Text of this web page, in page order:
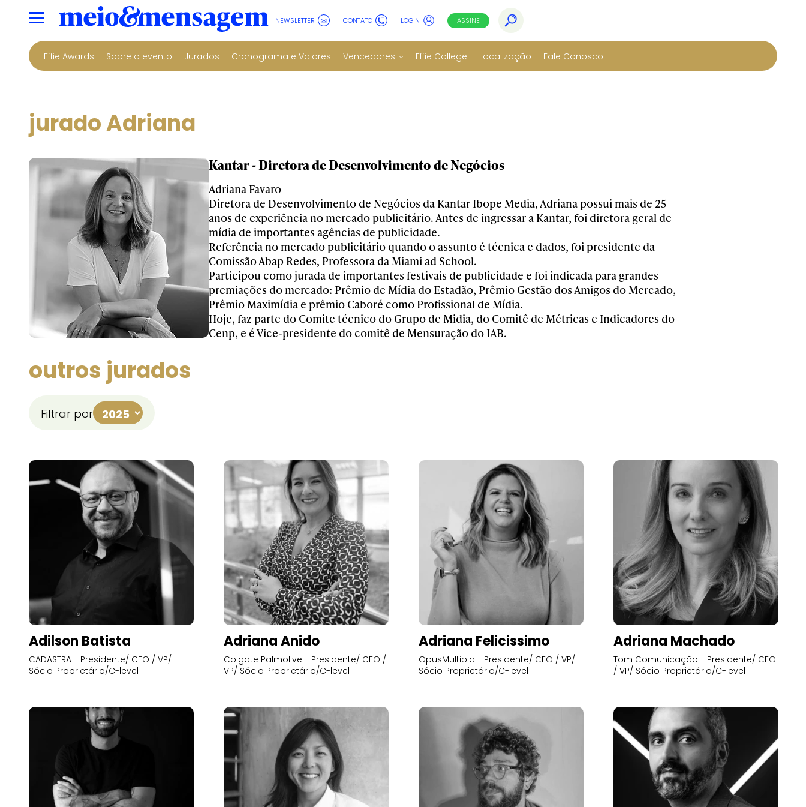
NEWSLETTER CONTATO LOGIN ASSINE
Effie Awards Sobre o evento Jurados Cronograma e Valores Vencedores Effie College Localização Fale Conosco
jurado Adriana
Kantar - Diretora de Desenvolvimento de Negócios
Adriana Favaro
Diretora de Desenvolvimento de Negócios da Kantar Ibope Media, Adriana possui mais de 25
anos de experiência no mercado publicitário. Antes de ingressar a Kantar, foi diretora geral de
mídia de importantes agências de publicidade.
Referência no mercado publicitário quando o assunto é técnica e dados, foi presidente da
Comissão Abap Redes, Professora da Miami ad School.
Participou como jurada de importantes festivais de publicidade e foi indicada para grandes
premiações do mercado: Prêmio de Mídia do Estadão, Prêmio Gestão dos Amigos do Mercado,
Prêmio Maximídia e prêmio Caboré como Profissional de Mídia.
Hoje, faz parte do Comite técnico do Grupo de Midia, do Comitê de Métricas e Indicadores do
Cenp, e é Vice-presidente do comitê de Mensuração do IAB.
outros jurados
Filtrar por
Adilson Batista
CADASTRA - Presidente/ CEO / VP/
Sócio Proprietário/C-level
Adriana Anido
Colgate Palmolive - Presidente/ CEO /
VP/ Sócio Proprietário/C-level
Adriana Felicissimo
OpusMultipla - Presidente/ CEO / VP/
Sócio Proprietário/C-level
Adriana Machado
Tom Comunicação - Presidente/ CEO
/ VP/ Sócio Proprietário/C-level